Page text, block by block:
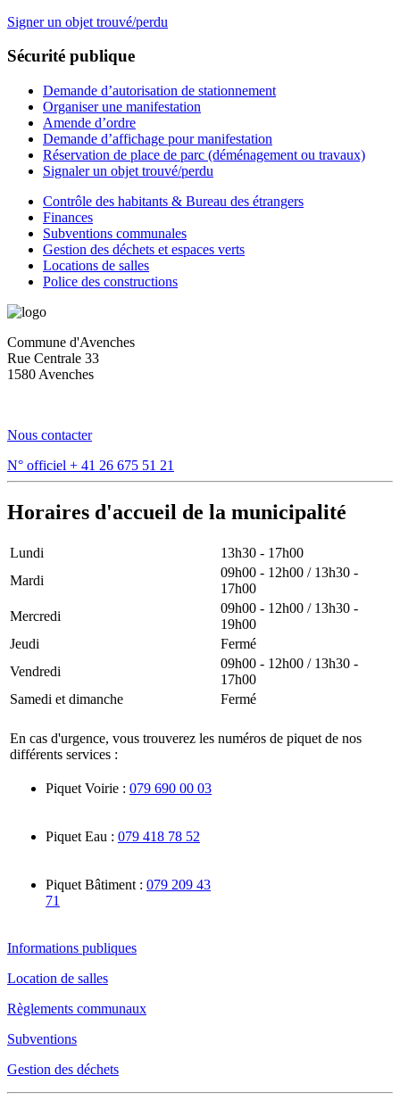
Signer un objet trouvé/perdu
Sécurité publique
Demande d’autorisation de stationnement
Organiser une manifestation
Amende d’ordre
Demande d’affichage pour manifestation
Réservation de place de parc (déménagement ou travaux)
Signaler un objet trouvé/perdu
Contrôle des habitants & Bureau des étrangers
Finances
Subventions communales
Gestion des déchets et espaces verts
Locations de salles
Police des constructions
Commune d'Avenches
Rue Centrale 33
1580 Avenches
Nous contacter
N° officiel + 41 26 675 51 21
Horaires d'accueil de la municipalité
Lundi
13h30 - 17h00
Mardi
09h00 - 12h00 / 13h30 -
17h00
Mercredi
09h00 - 12h00 / 13h30 -
19h00
Jeudi
Fermé
Vendredi
09h00 - 12h00 / 13h30 -
17h00
Samedi et dimanche
Fermé
En cas d'urgence, vous trouverez les numéros de piquet de nos
différents services :
Piquet Voirie : 079 690 00 03
Piquet Eau : 079 418 78 52
Piquet Bâtiment : 079 209 43
71
Informations publiques
Location de salles
Règlements communaux
Subventions
Gestion des déchets